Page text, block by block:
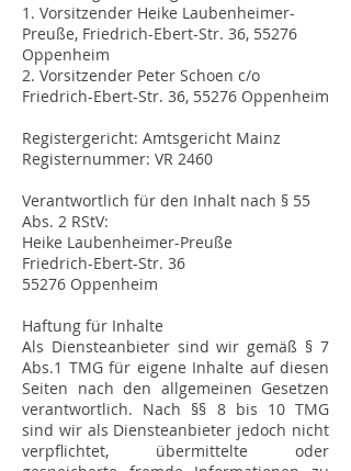
1. Vorsitzender Heike Laubenheimer-
Preuße, Friedrich-Ebert-Str. 36, 55276
Oppenheim
2. Vorsitzender Peter Schoen c/o
Friedrich-Ebert-Str. 36, 55276 Oppenheim
Registergericht: Amtsgericht Mainz
Registernummer: VR 2460
Verantwortlich für den Inhalt nach § 55
Abs. 2 RStV:
Heike Laubenheimer-Preuße
Friedrich-Ebert-Str. 36
55276 Oppenheim
Haftung für Inhalte
Als Diensteanbieter sind wir gemäß § 7
Abs.1 TMG für eigene Inhalte auf diesen
Seiten nach den allgemeinen Gesetzen
verantwortlich. Nach §§ 8 bis 10 TMG
sind wir als Diensteanbieter jedoch nicht
verpflichtet, übermittelte oder